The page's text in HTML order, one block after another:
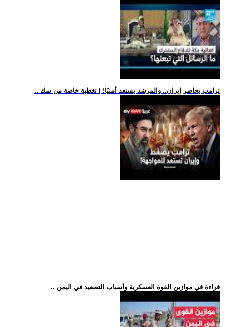
.. ترامب يحاصر إيران.. والمرشد يستعد أمنيًا! | تغطية خاصة من سك
.. قراءة في موازين القوة العسكرية وأسباب التصعيد في اليمن